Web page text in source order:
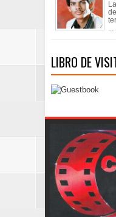
...
LIBRO DE